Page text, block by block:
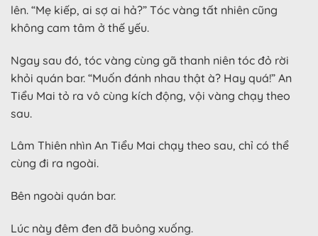
lên. “Mẹ kiếp, ai sợ ai hả?” Tóc vàng tất nhiên cũng
không cam tâm ở thế yếu.
Ngay sau đó, tóc vàng cùng gã thanh niên tóc đỏ rời
khỏi quán bar. “Muốn đánh nhau thật à? Hay quá!” An
Tiểu Mai tỏ ra vô cùng kích động, vội vàng chạy theo
sau.
Lâm Thiên nhìn An Tiểu Mai chạy theo sau, chỉ có thể
cùng đi ra ngoài.
Bên ngoài quán bar.
Lúc này đêm đen đã buông xuống.